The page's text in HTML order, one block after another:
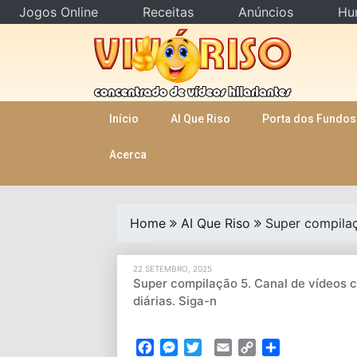
Início AI Que Riso Porta dos Fundos
Acerca
Home AI Que Riso Super
22 SETEMBRO, 2025
Super compilação 5. Canal de vídeos
diárias. Siga-n
FacebookMessenger
TwitterEmail Copy
Jogos Online Receitas Anúncios